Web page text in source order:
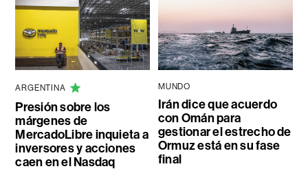
ARGENTINA
Presión sobre los
márgenes de
MercadoLibre inquieta a
inversores y acciones
caen en el Nasdaq
MUNDO
Irán dice que acuerdo
con Omán para
gestionar el estrecho de
Ormuz está en su fase
final